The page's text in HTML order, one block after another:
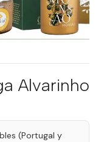
Alvarinho
(Portugal y